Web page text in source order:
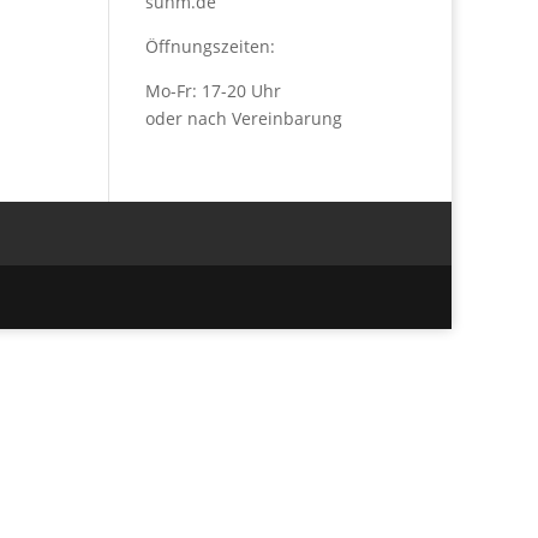
Öffnungszeiten:
Mo-Fr: 17-20 Uhr
oder nach Vereinbarung